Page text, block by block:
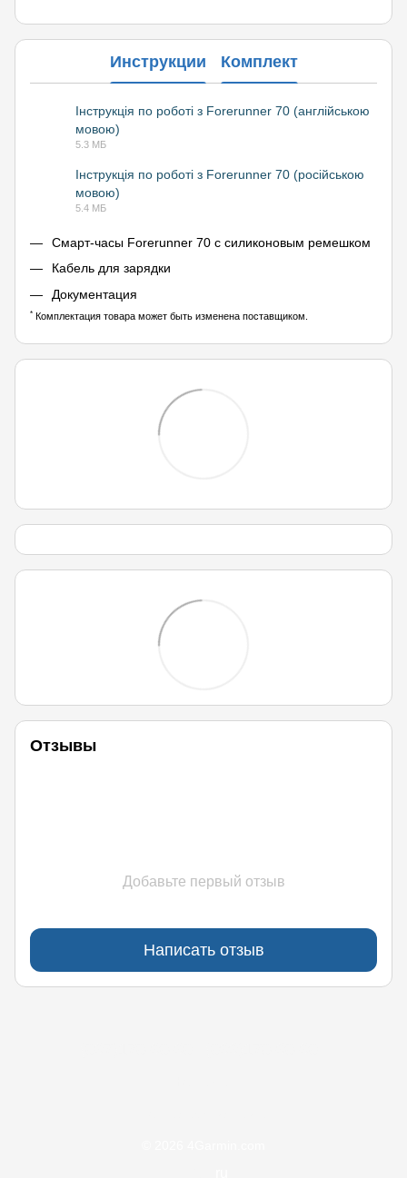
Инструкции Комплект
Інструкція по роботі з Forerunner 70 (англійською
мовою)
5.3 МБ
Інструкція по роботі з Forerunner 70 (російською
мовою)
5.4 МБ
Смарт-часы Forerunner 70 с силиконовым ремешком
Кабель для зарядки
Документация
* Комплектация товара может быть изменена поставщиком.
Отзывы
Добавьте первый отзыв
Написать отзыв